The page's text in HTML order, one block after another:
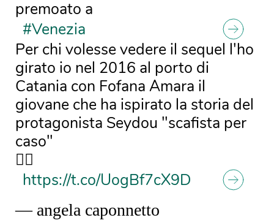
premoato a
#Venezia
Per chi volesse vedere il sequel l'ho
girato io nel 2016 al porto di
Catania con Fofana Amara il
giovane che ha ispirato la storia del
protagonista Seydou "scafista per
caso"
👇🏽
https://t.co/UogBf7cX9D
— angela caponnetto